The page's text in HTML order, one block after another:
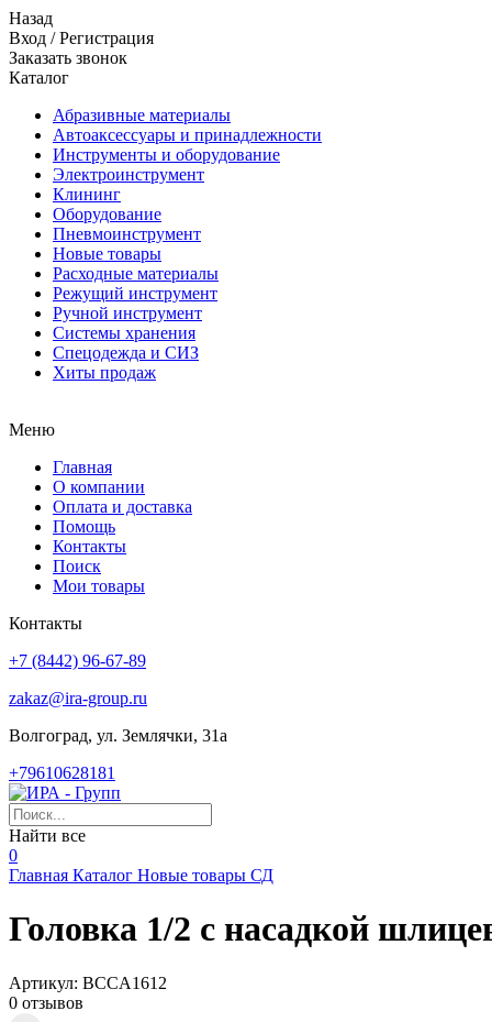
Назад
Вход /Регистрация
Заказать звонок
Каталог
Абразивные материалы
Автоаксессуары и принадлежности
Инструменты и оборудование
Электроинструмент
Клининг
Оборудование
Пневмоинструмент
Новые товары
Расходные материалы
Режущий инструмент
Ручной инструмент
Системы хранения
Спецодежда и СИЗ
Хиты продаж
Меню
Главная
О компании
Оплата и доставка
Помощь
Контакты
Поиск
Мои товары
Контакты
+7 (8442) 96-67-89
zakaz@ira-group.ru
Волгоград, ул. Землячки, 31а
+79610628181
Найти все
0
Главная Каталог Новые товары СД
Головка 1/2 с насадкой
Артикул: BCCA1612
0 отзывов